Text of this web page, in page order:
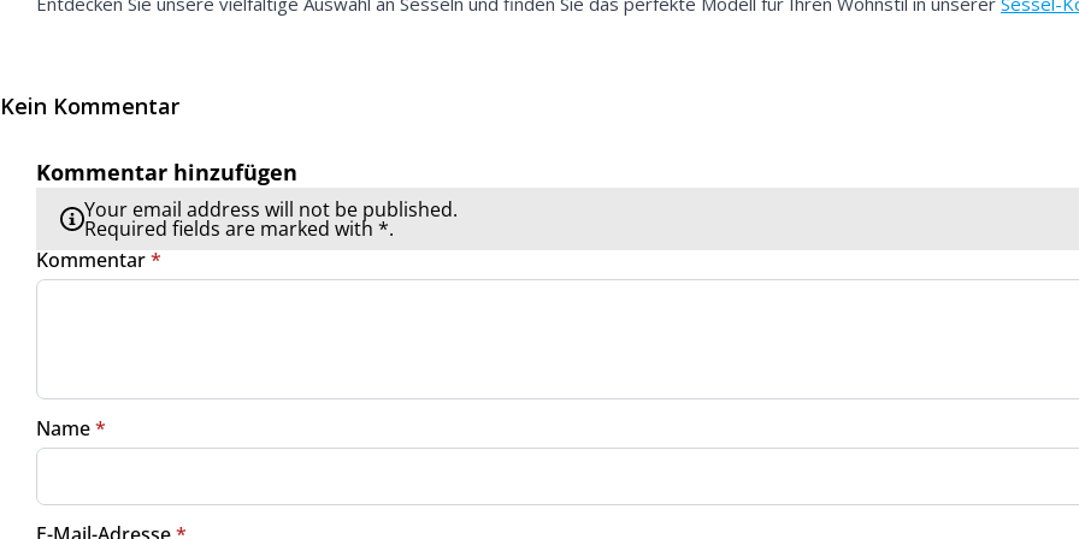
Kein Kommentar
Kommentar hinzufügen
Your email address will not be published.
Required fields are marked with *.
Kommentar*
Name*